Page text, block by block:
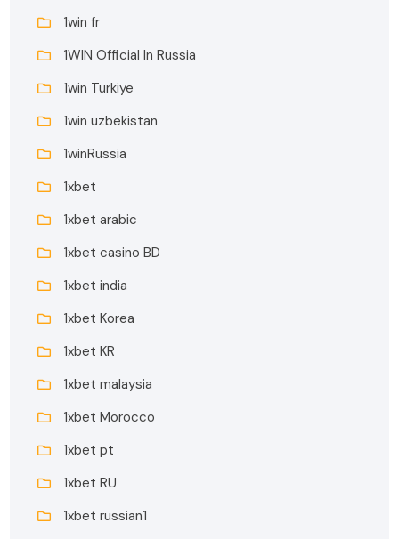
1win fr
1WIN Official In Russia
1win Turkiye
1win uzbekistan
1winRussia
1xbet
1xbet arabic
1xbet casino BD
1xbet india
1xbet Korea
1xbet KR
1xbet malaysia
1xbet Morocco
1xbet pt
1xbet RU
1xbet russian1